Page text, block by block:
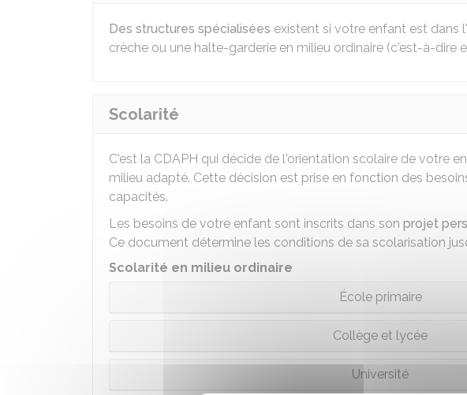
Des structures spécialisées existent si votre enfant est dans
crèche ou une halte-garderie en milieu ordinaire (c'est-à-dire
Scolarité
C'est la CDAPH qui décide de l'orientation scolaire de votre
milieu adapté. Cette décision est prise en fonction des
capacités.
Les besoins de votre enfant sont inscrits dans son projet
Ce document détermine les conditions de sa scolarisation
Scolarité en milieu ordinaire
École primaire
Collège et lycée
Université